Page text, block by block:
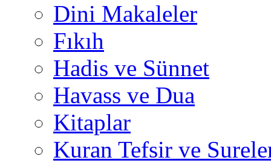
Dini Makaleler
Fıkıh
Hadis ve Sünnet
Havass ve Dua
Kitaplar
Kuran Tefsir ve